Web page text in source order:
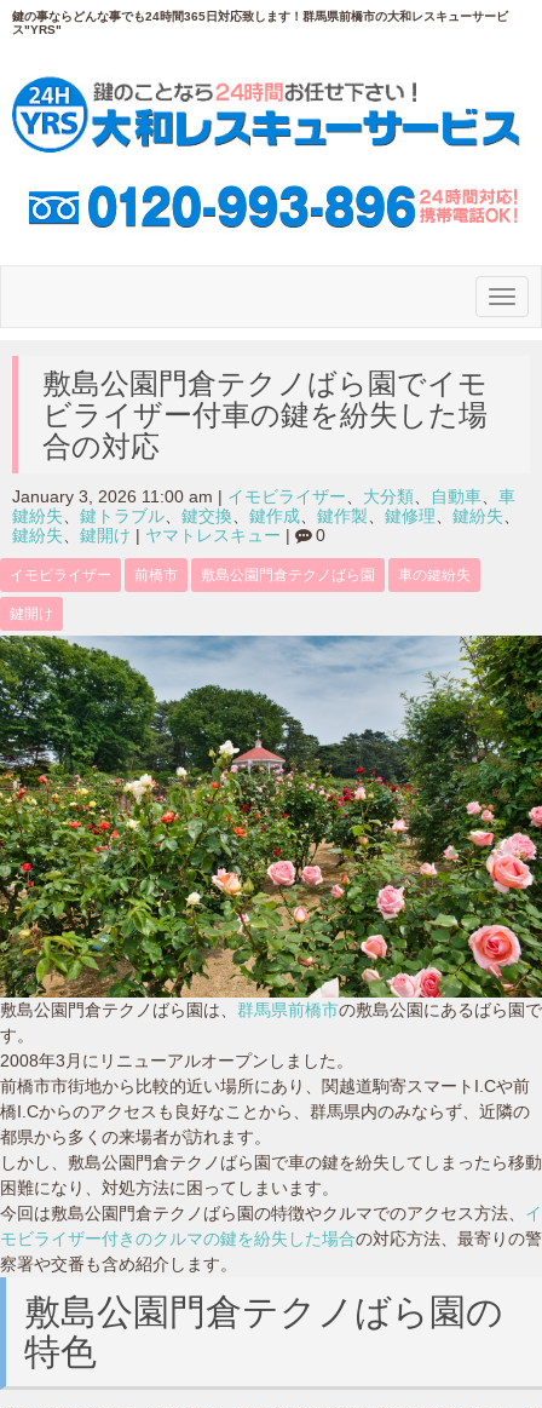
鍵の事ならどんな事でも24時間365日対応致します！群馬県前橋市の大和レスキューサービ
ス"YRS"
N
a
敷島公園門倉テクノばら園でイモ
ビライザー付車の鍵を紛失した場
合の対応
January 3, 2026 11:00 am イモビライザー、 大分類、 自動車、 車
鍵紛失、 鍵トラブル、 鍵交換、 鍵作成、 鍵作製、 鍵修理、 鍵紛失、
鍵紛失、 鍵開け ヤマトレスキュー 0
イモビライザー 前橋市 敷島公園門倉テクノばら園 車の鍵紛失
鍵開け
敷島公園門倉テクノばら園は、 群馬県前橋市の敷島公園にあるばら園で
す。
2008年3月にリニューアルオープンしました。
前橋市市街地から比較的近い場所にあり、関越道駒寄スマートI.Cや前
橋I.Cからのアクセスも良好なことから、群馬県内のみならず、近隣の
都県から多くの来場者が訪れます。
しかし、敷島公園門倉テクノばら園で車の鍵を紛失してしまったら移動
困難になり、対処方法に困ってしまいます。
今回は敷島公園門倉テクノばら園の特徴やクルマでのアクセス方法、 イ
モビライザー付きのクルマの鍵を紛失した場合の対応方法、最寄りの警
察署や交番も含め紹介します。
敷島公園門倉テクノばら園の
特色